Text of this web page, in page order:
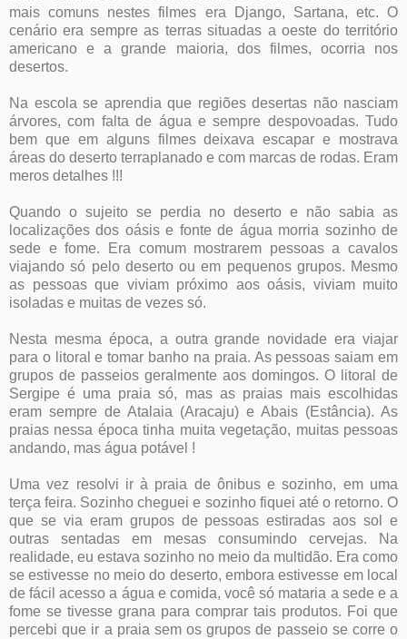
mais comuns nestes filmes era Django, Sartana, etc. O
cenário era sempre as terras situadas a oeste do território
americano e a grande maioria, dos filmes, ocorria nos
desertos.
Na escola se aprendia que regiões desertas não nasciam
árvores, com falta de água e sempre despovoadas. Tudo
bem que em alguns filmes deixava escapar e mostrava
áreas do deserto terraplanado e com marcas de rodas. Eram
meros detalhes !!!
Quando o sujeito se perdia no deserto e não sabia as
localizações dos oásis e fonte de água morria sozinho de
sede e fome. Era comum mostrarem pessoas a cavalos
viajando só pelo deserto ou em pequenos grupos. Mesmo
as pessoas que viviam próximo aos oásis, viviam muito
isoladas e muitas de vezes só.
Nesta mesma época, a outra grande novidade era viajar
para o litoral e tomar banho na praia. As pessoas saiam em
grupos de passeios geralmente aos domingos. O litoral de
Sergipe é uma praia só, mas as praias mais escolhidas
eram sempre de Atalaia (Aracaju) e Abais (Estância). As
praias nessa época tinha muita vegetação, muitas pessoas
andando, mas água potável !
Uma vez resolvi ir à praia de ônibus e sozinho, em uma
terça feira. Sozinho cheguei e sozinho fiquei até o retorno. O
que se via eram grupos de pessoas estiradas aos sol e
outras sentadas em mesas consumindo cervejas. Na
realidade, eu estava sozinho no meio da multidão. Era como
se estivesse no meio do deserto, embora estivesse em local
de fácil acesso a água e comida, você só mataria a sede e a
fome se tivesse grana para comprar tais produtos. Foi que
percebi que ir a praia sem os grupos de passeio se corre o